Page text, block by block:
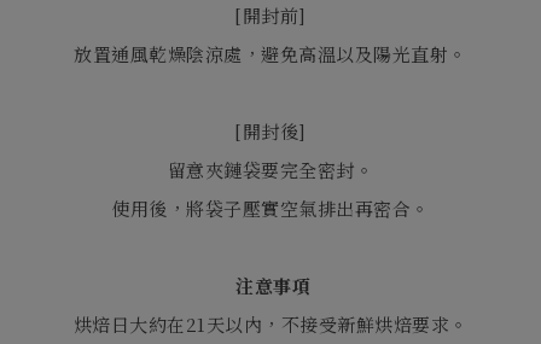
[開封前]
放置通風乾燥陰涼處，避免高溫以及陽光直射。
[開封後]
留意夾鏈袋要完全密封。
使用後，將袋子壓實空氣排出再密合。
注意事項
烘焙日大約在21天以內，不接受新鮮烘焙要求。